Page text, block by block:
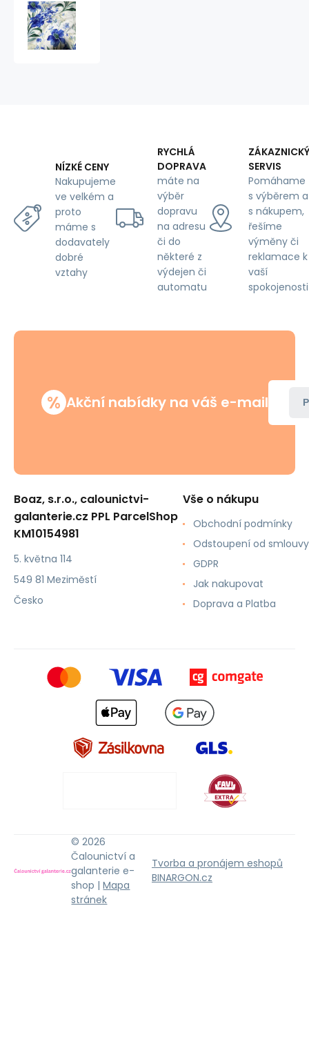
bílém
NÍZKÉ CENY
Nakupujeme
ve velkém a
proto
máme s
dodavately
dobré
vztahy
RYCHLÁ
DOPRAVA
máte na
výběr
dopravu
na adresu
či do
některé z
výdejen či
automatu
ZÁKAZNICKÝ
SERVIS
Pomáhame
s výběrem a
s nákupem,
řešíme
výměny či
reklamace k
vaší
spokojenosti
% Akční nabídky na váš e-mail
Boaz, s.r.o., calounictvi-
galanterie.cz PPL ParcelShop
KM10154981
5. května 114
549 81 Meziměstí
Česko
Vše o nákupu
Obchodní podmínky
Odstoupení od smlouvy
GDPR
Jak nakupovat
Doprava a Platba
© 2026
Čalounictví a
galanterie e-
shop |Mapa
stránek
Tvorba a pronájem eshopů
BINARGON.cz